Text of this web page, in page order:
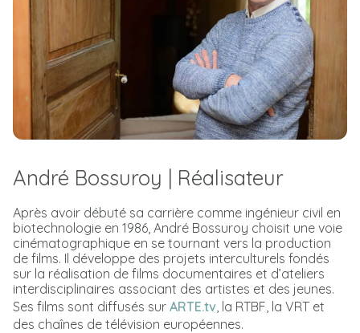
André Bossuroy | Réalisateur
Après avoir débuté sa carrière comme ingénieur civil en
biotechnologie en 1986, André Bossuroy choisit une voie
cinématographique en se tournant vers la production
de films. Il développe des projets interculturels fondés
sur la réalisation de films documentaires et d’ateliers
interdisciplinaires associant des artistes et des jeunes.
Ses films sont diffusés sur ARTE.tv , la RTBF, la VRT et
des chaînes de télévision européennes.